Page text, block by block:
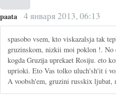
paata 4 января 2013, 06:13
spasobo vsem, kto viskazalsja tak
gruzinskom, nizkii moi poklon !. No
kogda Gruzija uprekaet Rosiju. eto
uprioki. Eto Vas tolko uluch'sh'it i
A voobsh'em, gruzini russkix ljubat,